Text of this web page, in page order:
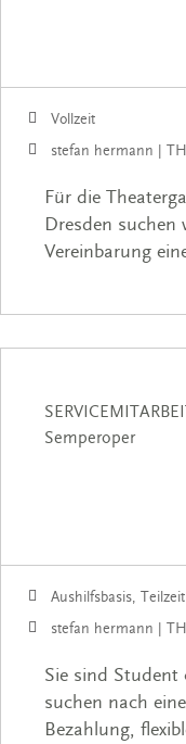
Vollzeit
stefan hermann |
Für die
Dresden
Vereinbarung
Semperoper
Aushilfsbasis, Teilzeit
stefan hermann |
Sie sind Student
suchen nach
Bezahlung,